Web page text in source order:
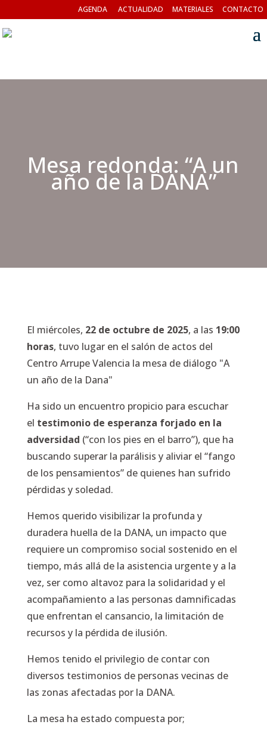
AGENDA ACTUALIDAD MATERIALES CONTACTO
Mesa redonda: “A un
año de la DANA”
El miércoles, 22 de octubre de 2025, a las 19:00
horas, tuvo lugar en el salón de actos del
Centro Arrupe Valencia la mesa de diálogo "A
un año de la Dana"
Ha sido un encuentro propicio para escuchar
el testimonio de esperanza forjado en la
adversidad (“con los pies en el barro”), que ha
buscando superar la parálisis y aliviar el “fango
de los pensamientos” de quienes han sufrido
pérdidas y soledad.
Hemos querido visibilizar la profunda y
duradera huella de la DANA, un impacto que
requiere un compromiso social sostenido en el
tiempo, más allá de la asistencia urgente y a la
vez, ser como altavoz para la solidaridad y el
acompañamiento a las personas damnificadas
que enfrentan el cansancio, la limitación de
recursos y la pérdida de ilusión.
Hemos tenido el privilegio de contar con
diversos testimonios de personas vecinas de
las zonas afectadas por la DANA.
La mesa ha estado compuesta por;